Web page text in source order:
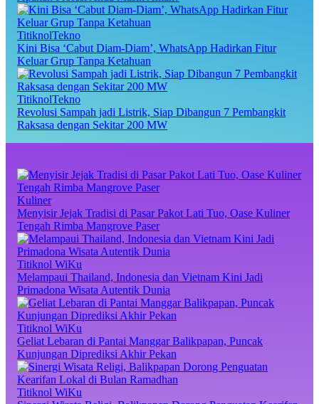
TitiknolTekno
Kini Bisa ‘Cabut Diam-Diam’, WhatsApp Hadirkan Fitur
Keluar Grup Tanpa Ketahuan
TitiknolTekno
Revolusi Sampah jadi Listrik, Siap Dibangun 7 Pembangkit
Raksasa dengan Sekitar 200 MW
Kuliner
Menyisir Jejak Tradisi di Pasar Pakot Lati Tuo, Oase Kuliner
Tengah Rimba Mangrove Paser
Titiknol WiKu
Melampaui Thailand, Indonesia dan Vietnam Kini Jadi
Primadona Wisata Autentik Dunia
Titiknol WiKu
Geliat Lebaran di Pantai Manggar Balikpapan, Puncak
Kunjungan Diprediksi Akhir Pekan
Titiknol WiKu